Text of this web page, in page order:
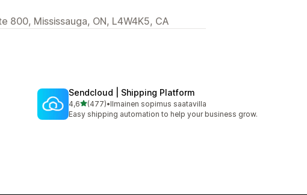
800, Mississauga, ON, L4W4K5, CA
Sendcloud | Shipping Platform
4,6/ 5 tähteä
(477)
477 arvostelua yhteensä
•Ilmainen sopimus saatavilla
Easy shipping automation to help your business grow.